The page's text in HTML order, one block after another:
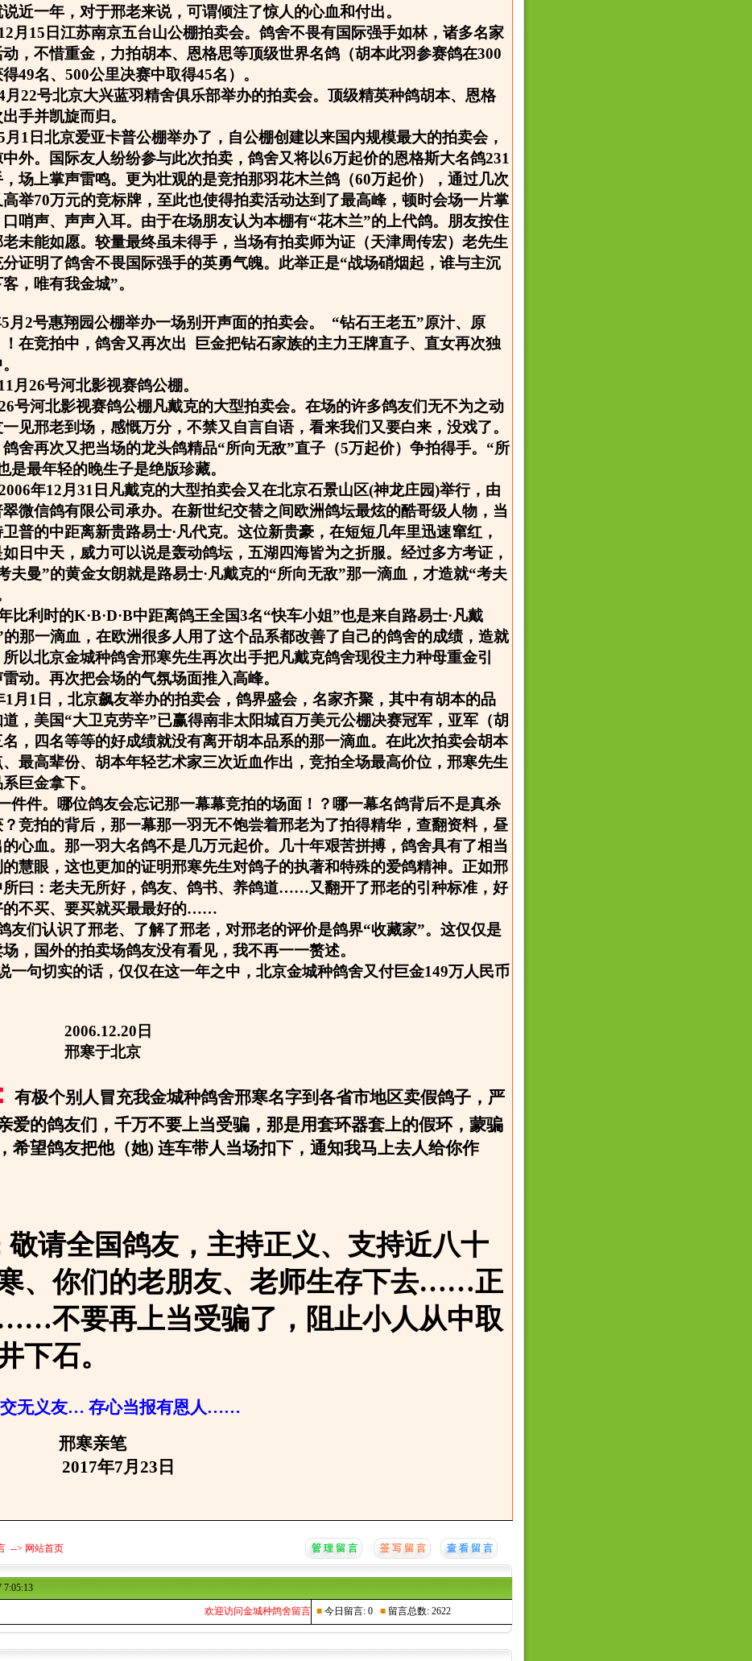
近一年，对于邢老来说，可谓倾注了惊人的心血和付出。
12月15日江苏南京五台山公棚拍卖会。鸽舍不畏有国际强手如林，诸多名家
，不惜重金，力拍胡本、恩格思等顶级世界名鸽（胡本此羽参赛鸽在300
49名、500公里决赛中取得45名）。
4月22号北京大兴蓝羽精舍俱乐部举办的拍卖会。顶级精英种鸽胡本、恩格
手并凯旋而归。
5月1日北京爱亚卡普公棚举办了，自公棚创建以来国内规模最大的拍卖会，
外。国际友人纷纷参与此次拍卖，鸽舍又将以6万起价的恩格斯大名鸽231
场上掌声雷鸣。更为壮观的是竞拍那羽花木兰鸽（60万起价），通过几次
举70万元的竞标牌，至此也使得拍卖活动达到了最高峰，顿时会场一片掌
哨声、声声入耳。由于在场朋友认为本棚有“花木兰”的上代鸽。朋友按住
未能如愿。较量最终虽未得手，当场有拍卖师为证（天津周传宏）老先生
证明了鸽舍不畏国际强手的英勇气魄。此举正是“战场硝烟起，谁与主沉
，唯有我金城”。
5月2号惠翔园公棚举办一场别开声面的拍卖会。 “钻石王老五”原汁、原
！在竞拍中，鸽舍又再次出 巨金把钻石家族的主力王牌直子、直女再次独
月26号河北影视赛鸽公棚。
号河北影视赛鸽公棚凡戴克的大型拍卖会。在场的许多鸽友们无不为之动
见邢老到场，感慨万分，不禁又自言自语，看来我们又要白来，没戏了。
舍再次又把当场的龙头鸽精品“所向无敌”直子（5万起价）争拍得手。“所
是最年轻的晚生子是绝版珍藏。
年12月31日凡戴克的大型拍卖会又在北京石景山区(神龙庄园)举行，由
微信鸽有限公司承办。在新世纪交替之间欧洲鸽坛最炫的酷哥级人物，当
普的中距离新贵路易士·凡代克。这位新贵豪，在短短几年里迅速窜红，
日中天，威力可以说是轰动鸽坛，五湖四海皆为之折服。经过多方考证，
夫曼”的黄金女朗就是路易士·凡戴克的“所向无敌”那一滴血，才造就“考夫
比利时的K·B·D·B中距离鸽王全国3名“快车小姐”也是来自路易士·凡戴
的那一滴血，在欧洲很多人用了这个品系都改善了自己的鸽舍的成绩，造就
以北京金城种鸽舍邢寒先生再次出手把凡戴克鸽舍现役主力种母重金引
动。再次把会场的气氛场面推入高峰。
1月1日，北京飙友举办的拍卖会，鸽界盛会，名家齐聚，其中有胡本的品
，美国“大卫克劳辛”已赢得南非太阳城百万美元公棚决赛冠军，亚军（胡
，四名等等的好成绩就没有离开胡本品系的那一滴血。在此次拍卖会胡本
最高辈份、胡本年轻艺术家三次近血作出，竞拍全场最高价位，邢寒先生
巨金拿下。
件件。哪位鸽友会忘记那一幕幕竞拍的场面！？哪一幕名鸽背后不是真杀
竞拍的背后，那一幕那一羽无不饱尝着邢老为了拍得精华，查翻资料，昼
心血。那一羽大名鸽不是几万元起价。几十年艰苦拼搏，鸽舍具有了相当
慧眼，这也更加的证明邢寒先生对鸽子的执著和特殊的爱鸽精神。正如邢
所曰：老夫无所好，鸽友、鸽书、养鸽道……又翻开了邢老的引种标准，好
的不买、要买就买最最好的……
友们认识了邢老、了解了邢老，对邢老的评价是鸽界“收藏家”。这仅仅是
，国外的拍卖场鸽友没有看见，我不再一一赘述。
一句切实的话，仅仅在这一年之中，北京金城种鸽舍又付巨金149万人民币
日
于北京
有极个别人冒充我金城种鸽舍邢寒名字到各省市地区卖假鸽子，严
爱的鸽友们，千万不要上当受骗，那是用套环器套上的假环，蒙骗
希望鸽友把他（她) 连车带人当场扣下，通知我马上去人给你作
敬请全国鸽友，主持正义、支持近八十
、你们的老朋友、老师生存下去……正
不要再上当受骗了，阻止小人从中取
下石。
无义友… 存心当报有恩人……
亲笔
7月23日
--> 网站首页
7:05:13
欢迎访问金城种鸽舍留言本... ■ 今日留言: 0 ■ 留言总数: 2622